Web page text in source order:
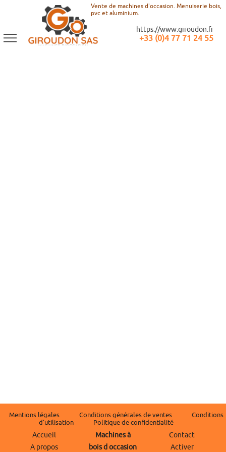
Vente de machines d'occasion. Menuiserie bois,
pvc et aluminium.
https://www.giroudon.fr
+33 (0)4 77 71 24 55
Mentions légales Conditions générales de ventes
Conditions
d'utilisation
Politique de confidentialité
Accueil
A propos
Machines à
bois d occasion
Contact
Activer